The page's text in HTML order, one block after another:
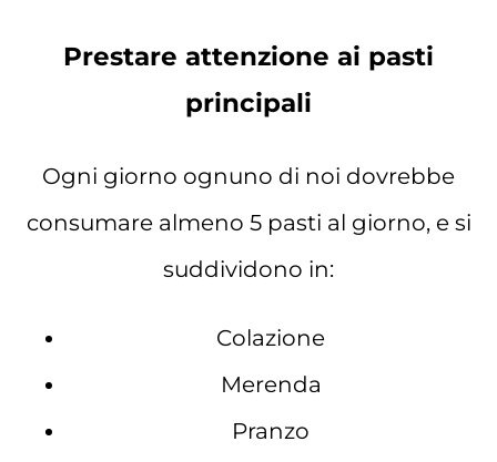
Prestare attenzione ai pasti
principali
Ogni giorno ognuno di noi dovrebbe
consumare almeno 5 pasti al giorno, e si
suddividono in:
Colazione
Merenda
Pranzo